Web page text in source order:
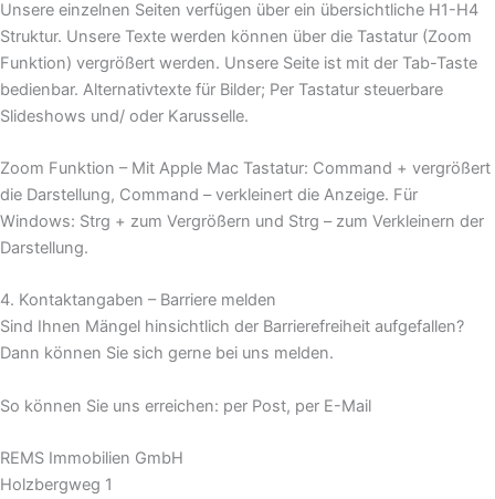
Unsere einzelnen Seiten verfügen über ein übersichtliche H1-H4
Struktur. Unsere Texte werden können über die Tastatur (Zoom
Funktion) vergrößert werden. Unsere Seite ist mit der Tab-Taste
bedienbar. Alternativtexte für Bilder; Per Tastatur steuerbare
Slideshows und/ oder Karusselle.
Zoom Funktion – Mit Apple Mac Tastatur: Command + vergrößert
die Darstellung, Command – verkleinert die Anzeige. Für
Windows: Strg + zum Vergrößern und Strg – zum Verkleinern der
Darstellung.
4. Kontaktangaben – Barriere melden
Sind Ihnen Mängel hinsichtlich der Barrierefreiheit aufgefallen?
Dann können Sie sich gerne bei uns melden.
So können Sie uns erreichen: per Post, per E-Mail
REMS Immobilien GmbH
Holzbergweg 1